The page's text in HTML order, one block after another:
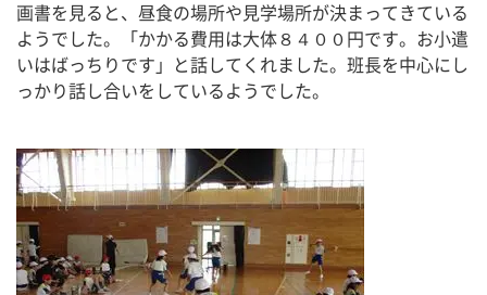
画書を見ると、昼食の場所や見学場所が決まってきている
ようでした。「かかる費用は大体８４００円です。お小遣
いはばっちりです」と話してくれました。班長を中心にし
っかり話し合いをしているようでした。